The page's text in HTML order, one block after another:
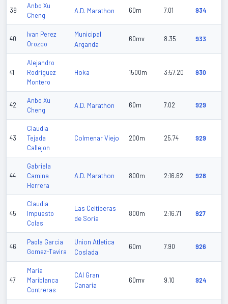
39
Anbo Xu
Cheng
A.D. Marathon 60m 7.01 934
40
Ivan Perez
Orozco
Municipal
Arganda
60mv 8.35 933
41
Alejandro
Rodriguez
Montero
Hoka 1500m 3:57.20 930
42
Anbo Xu
Cheng
A.D. Marathon 60m 7.02 929
43
Claudia
Tejada
Callejon
Colmenar Viejo 200m 25.74 929
44
Gabriela
Camina
Herrera
A.D. Marathon 800m 2:16.62 928
45
Claudia
Impuesto
Colas
Las Celtiberas
de Soria
800m 2:16.71 927
46
Paola Garcia
Gomez-Tavira
Union Atletica
Coslada
60m 7.90 926
47
Maria
Mariblanca
Contreras
CAI Gran
Canaria
60mv 9.10 924